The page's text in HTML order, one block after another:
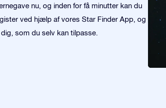
nu, og inden for få minutter kan du
ved hjælp af vores Star Finder App, og
som du selv kan tilpasse.